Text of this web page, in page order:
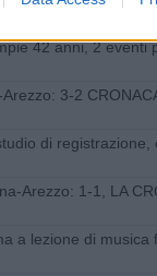
42 anni, 2 eventi
3-2
di registrazione,
Arezzo: 1-1, LA
a lezione di musica